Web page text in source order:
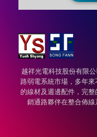
越祥光電科技股份有限
路弱電系統市場，多年
的線材及週邊配件，完
銷通路夥伴在整合佈線